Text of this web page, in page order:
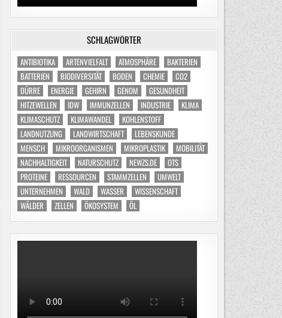
SCHLAGWÖRTER
ANTIBIOTIKA ARTENVIELFALT ATMOSPHÄRE
BAKTERIEN
BATTERIEN
BIODIVERSITÄT BODEN CHEMIE
CO2
DÜRRE
ENERGIE GEHIRN GENOM
GESUNDHEIT
HITZEWELLEN
IDW IMMUNZELLEN INDUSTRIE
KLIMA
KLIMASCHUTZ
KLIMAWANDEL
KOHLENSTOFF
LANDNUTZUNG
LANDWIRTSCHAFT
LEBENSKUNDE
MENSCH
MIKROORGANISMEN MIKROPLASTIK
MOBILITÄT
NACHHALTIGKEIT
NATURSCHUTZ NEWZS.DE
OTS
PROTEINE
RESSOURCEN STAMMZELLEN
UMWELT
UNTERNEHMEN
WALD WASSER
WISSENSCHAFT
WÄLDER
ZELLEN ÖKOSYSTEM ÖL